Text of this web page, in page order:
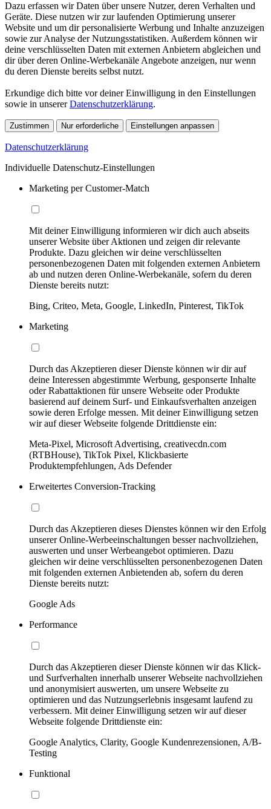
Dazu erfassen wir Daten über unsere Nutzer, deren Verhalten und
Geräte. Diese nutzen wir zur laufenden Optimierung unserer
Website und um dir personalisierte Werbung und Inhalte anzuzeigen
sowie zur Analyse der Nutzungsstatistiken. Außerdem können wir
deine verschlüsselten Daten mit externen Anbietern abgleichen und
dir über deren Online-Werbekanäle Angebote anzeigen, nur wenn
du deren Dienste bereits selbst nutzt.
Erkundige dich bitte vor deiner Einwilligung in den Einstellungen
sowie in unsererDatenschutzerklärung.
Zustimmen Nur erforderliche Einstellungen anpassen
Datenschutzerklärung
Individuelle Datenschutz-Einstellungen
Marketing per Customer-Match
Mit deiner Einwilligung informieren wir dich auch abseits
unserer Website über Aktionen und zeigen dir relevante
Produkte. Dazu gleichen wir deine verschlüsselten
personenbezogenen Daten mit folgenden externen Anbietern
ab und nutzen deren Online-Werbekanäle, sofern du deren
Dienste bereits nutzt:
Bing, Criteo, Meta, Google, LinkedIn, Pinterest, TikTok
Marketing
Durch das Akzeptieren dieser Dienste können wir dir auf
deine Interessen abgestimmte Werbung, gesponserte Inhalte
oder Rabattaktionen für unsere Webseite oder Produkte
basierend auf deinem Surf- und Einkaufsverhalten anzeigen
sowie deren Erfolge messen. Mit deiner Einwilligung setzen
wir auf dieser Webseite folgende Drittdienste ein:
Meta-Pixel, Microsoft Advertising, creativecdn.com
(RTBHouse), TikTok Pixel, Klickbasierte
Produktempfehlungen, Ads Defender
Erweitertes Conversion-Tracking
Durch das Akzeptieren dieses Dienstes können wir den Erfolg
unserer Online-Werbeeinschaltungen besser nachvollziehen,
auswerten und unser Werbeangebot optimieren. Dazu
gleichen wir deine verschlüsselten personenbezogenen Daten
mit folgenden externen Anbietenden ab, sofern du deren
Dienste bereits nutzt:
Google Ads
Performance
Durch das Akzeptieren dieser Dienste können wir das Klick-
und Surfverhalten innerhalb unserer Webseite nachvollziehen
und anonymisiert auswerten, um unsere Webseite zu
optimieren und das Nutzungserlebnis insgesamt laufend zu
verbessern. Mit deiner Einwilligung setzen wir auf dieser
Webseite folgende Drittdienste ein:
Google Analytics, Clarity, Google Kundenrezensionen, A/B-
Testing
Funktional